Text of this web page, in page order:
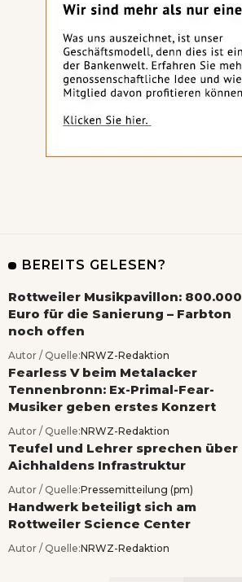
BEREITS GELESEN?
Rottweiler Musikpavillon: 800.000
Euro für die Sanierung – Farbton
noch offen
Autor / Quelle:NRWZ-Redaktion
Fearless V beim Metalacker
Tennenbronn: Ex-Primal-Fear-
Musiker geben erstes Konzert
Autor / Quelle:NRWZ-Redaktion
Teufel und Lehrer sprechen über
Aichhaldens Infrastruktur
Autor / Quelle:Pressemitteilung (pm)
Handwerk beteiligt sich am
Rottweiler Science Center
Autor / Quelle:NRWZ-Redaktion